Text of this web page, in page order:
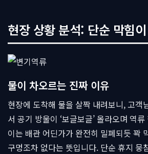
현장 상황 분석: 단순 막힘
물이 차오르는 진짜 이유
현장에 도착해 물을 살짝 내려보니, 고객
서 공기 방울이 ‘보글보글’ 올라오며 역
이는 배관 어딘가가 완전히 밀폐되듯 꽉
구멍조차 없다는 뜻입니다. 단순 휴지 뭉